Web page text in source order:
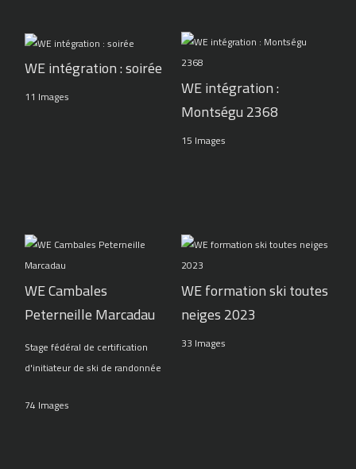
WE intégration : soirée
11 Images
WE intégration :
Montségu 2368
15 Images
WE Cambales
Peterneille Marcadau
Stage fédéral de certification
d'initiateur de ski de randonnée
74 Images
WE formation ski toutes
neiges 2023
33 Images